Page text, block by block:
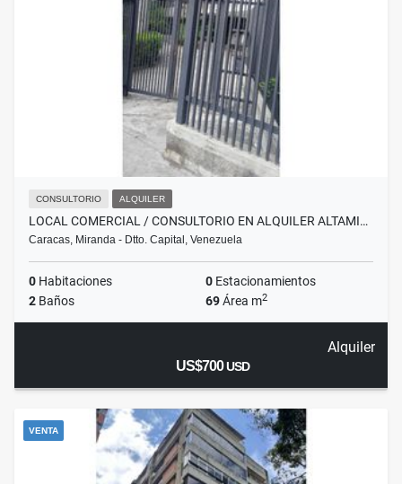
CONSULTORIO ALQUILER
LOCAL COMERCIAL / CONSULTORIO EN ALQUILER ALTAMI…
Caracas, Miranda - Dtto. Capital, Venezuela
0 Habitaciones 0 Estacionamientos
2 Baños 69Área m2
Alquiler
US$700USD
VENTA